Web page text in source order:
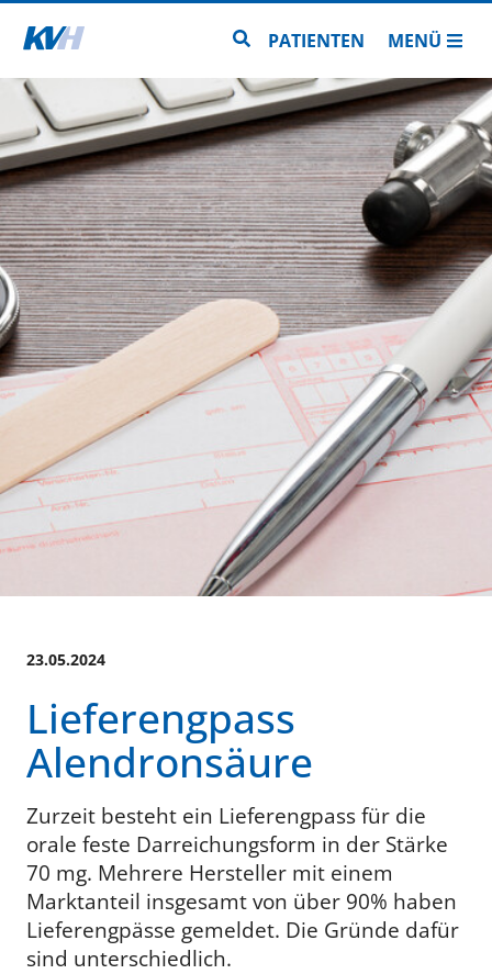
Zur Startseite Zur Seitensuche
PATIENTEN MENÜ
23.05.2024
Lieferengpass
Alendronsäure
Zurzeit besteht ein Lieferengpass für die
orale feste Darreichungsform in der Stärke
70 mg. Mehrere Hersteller mit einem
Marktanteil insgesamt von über 90% haben
Lieferengpässe gemeldet. Die Gründe dafür
sind unterschiedlich.